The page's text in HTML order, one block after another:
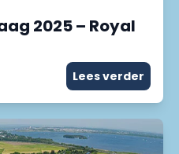
2025 – Royal
Lees verder